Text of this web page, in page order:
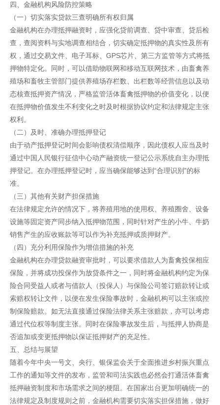
四、金融机构风险防控策略
（一）切实落实贷款三查明确所有权归属
金融机构在办理抵押融资时，应强化贷前调查、贷中审查、贷后检
查，查阅资料与实地调查相结合，切实确定抵押物的真实性及所有
权，通过交易文件、电子耳标、GPS芯片、第三方监管等方式将抵
押物特定化。同时，可以借助物联网和移动互联网技术，由畜禽养
殖场和畜牧主管部门提供养殖场存栏数、出栏数等经营信息以及动
态核查抵押资产情况，严格监管活体畜禽抵押物的价值变化，以便
在抵押物价值发生不利变化之时及时根据协议约定和法律规定主张
权利。
（二）及时、准确办理抵押登记
由于动产抵押登记时间会影响债权清偿顺序，因此债权人应当及时
通过中国人民银行征信中心动产融资统一登记公示系统自主办理抵
押登记。在办理抵押登记时，应当确保能够达到“合理识别”的标
准。
（三）其他有关财产担保措施
在法律规定允许的情况下，将养殖用地的使用权、养殖圈舍、设备
设施等固定资产同步纳入抵押物范围，同时针对产生的小牛、牛奶
销售产生的应收账款等可以作为补充抵押或质押财产。
（四）充分利用保险作为增信措施的补充
金融机构在办理贷款融资审批时，可以要求借款人为畜禽投保相应
保险，并将成功投保作为放贷条件之一，同时将金融机构约定为保
险合同受益人或者与借款人（投保人）与保险公司签订赔款转让或
索赔权转让文件，以便在发生保险事故时，金融机构可以主张或控
制保险赔款。如无法直接通过保险法律关系主张赔款，亦可以考虑
通过代位权等制度主张。同时在保险事故发生后，与抵押人协商是
否追加或变更抵押物以保证抵押财产的充足性。
五、总结与展望
随着今年中央一号文、央行、银保监会关于全面推进乡村振兴重点
工作的通知等文件的发布，监管和司法实践也必然会打通活体畜禽
抵押融资制度和市场需求之间的梗阻。在国家出台更加明确统一的
法律规定及制度规则之前，金融机构需要切实落实担保措施，做好